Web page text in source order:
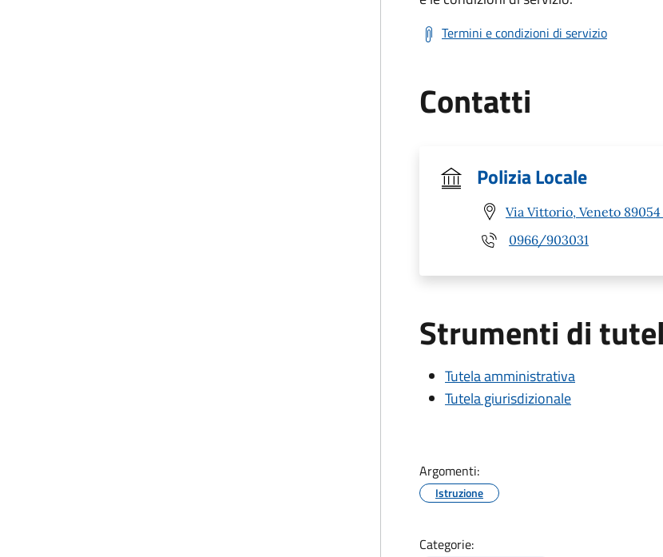
Termini e condizioni di servizio
Contatti
Polizia Locale
Via Vittorio, Veneto 89054
0966/903031
Strumenti di
Tutela amministrativa
Tutela giurisdizionale
Argomenti:
Istruzione
Categorie: